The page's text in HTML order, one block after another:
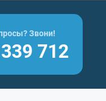
Звони!
712